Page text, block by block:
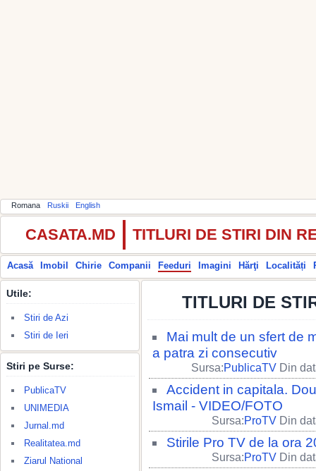
Romana Ruskii English
CASATA.MD TITLURI DE STIRI DIN
Acasă Imobil Chirie Companii Feeduri Imagini Hărţi Localități
Utile:
Stiri de Azi
Stiri de Ieri
Stiri pe Surse:
PublicaTV
UNIMEDIA
Jurnal.md
Realitatea.md
Ziarul National
TITLURI DE
Mai mult de un sfert de
a patra zi consecutiv
Sursa:PublicaTV Din
Accident in capitala.
Ismail - VIDEO/FOTO
Sursa:ProTV Din
Stirile Pro TV de la ora
Sursa:ProTV Din